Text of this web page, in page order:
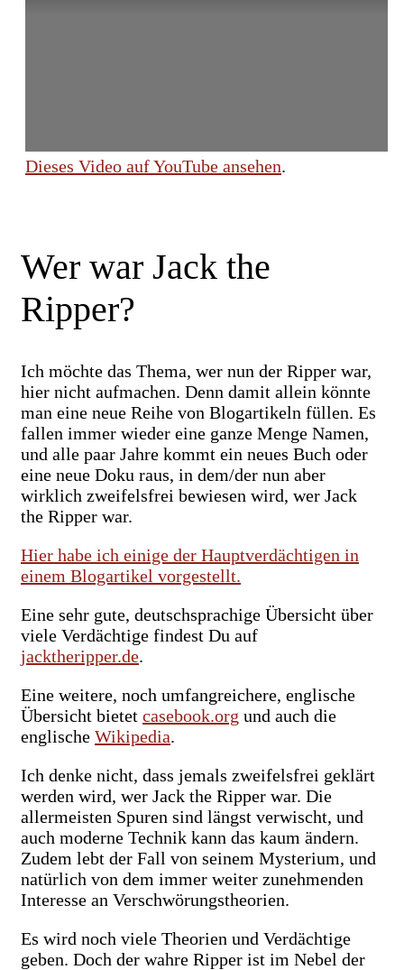
Dieses Video auf YouTube ansehen.
Wer war Jack the
Ripper?
Ich möchte das Thema, wer nun der Ripper war,
hier nicht aufmachen. Denn damit allein könnte
man eine neue Reihe von Blogartikeln füllen. Es
fallen immer wieder eine ganze Menge Namen,
und alle paar Jahre kommt ein neues Buch oder
eine neue Doku raus, in dem/der nun aber
wirklich zweifelsfrei bewiesen wird, wer Jack
the Ripper war.
Hier habe ich einige der Hauptverdächtigen in
einem Blogartikel vorgestellt.
Eine sehr gute, deutschsprachige Übersicht über
viele Verdächtige findest Du auf
jacktheripper.de.
Eine weitere, noch umfangreichere, englische
Übersicht bietet casebook.org und auch die
englische Wikipedia.
Ich denke nicht, dass jemals zweifelsfrei geklärt
werden wird, wer Jack the Ripper war. Die
allermeisten Spuren sind längst verwischt, und
auch moderne Technik kann das kaum ändern.
Zudem lebt der Fall von seinem Mysterium, und
natürlich von dem immer weiter zunehmenden
Interesse an Verschwörungstheorien.
Es wird noch viele Theorien und Verdächtige
geben. Doch der wahre Ripper ist im Nebel der